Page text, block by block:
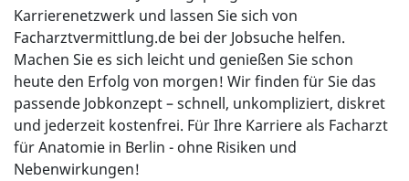
Karrierenetzwerk und lassen Sie sich von
Facharztvermittlung.de bei der Jobsuche helfen.
Machen Sie es sich leicht und genießen Sie schon
heute den Erfolg von morgen! Wir finden für Sie das
passende Jobkonzept – schnell, unkompliziert, diskret
und jederzeit kostenfrei. Für Ihre Karriere als Facharzt
für Anatomie in Berlin - ohne Risiken und
Nebenwirkungen!